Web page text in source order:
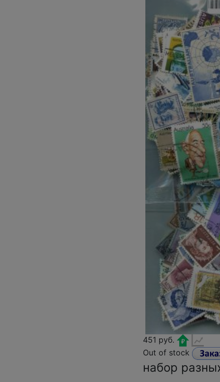
451 руб.
Out of stock
набор